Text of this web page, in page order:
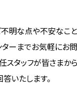
明な点や不安なこと
ーまでお気軽にお
スタッフが皆さまか
いたします。